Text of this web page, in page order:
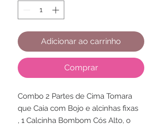
Adicionar ao carrinho
Comprar
Combo 2 Partes de Cima Tomara
que Caia com Bojo e alcinhas fixas
, 1 Calcinha Bombom Cós Alto, o